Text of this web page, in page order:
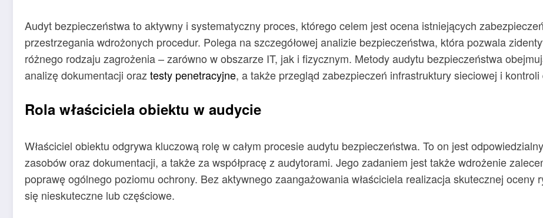
Audyt bezpieczeństwa to aktywny i systematyczny proces, którego celem jest ocena istniejących
przestrzegania wdrożonych procedur. Polega na szczegółowej analizie bezpieczeństwa, która pozwala
różnego rodzaju zagrożenia – zarówno w obszarze IT, jak i fizycznym. Metody audytu bezpieczeństwa
analizę dokumentacji oraztesty penetracyjne, a także przegląd zabezpieczeń infrastruktury sieciowej i kontroli
Rola właściciela obiektu w audycie
Właściciel obiektu odgrywa kluczową rolę w całym procesie audytu bezpieczeństwa. To on jest
zasobów oraz dokumentacji, a także za współpracę z audytorami. Jego zadaniem jest także wdrożenie
poprawę ogólnego poziomu ochrony. Bez aktywnego zaangażowania właściciela realizacja skutecznej
się nieskuteczne lub częściowe.